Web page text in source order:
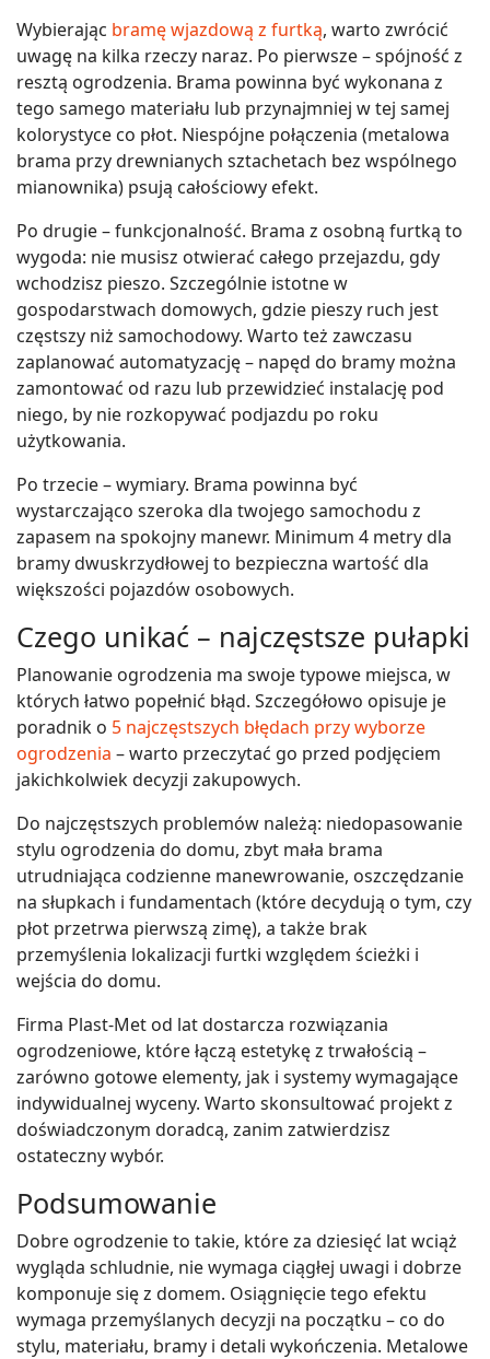
Wybierając bramę wjazdową z furtką, warto zwrócić
uwagę na kilka rzeczy naraz. Po pierwsze – spójność z
resztą ogrodzenia. Brama powinna być wykonana z
tego samego materiału lub przynajmniej w tej samej
kolorystyce co płot. Niespójne połączenia (metalowa
brama przy drewnianych sztachetach bez wspólnego
mianownika) psują całościowy efekt.
Po drugie – funkcjonalność. Brama z osobną furtką to
wygoda: nie musisz otwierać całego przejazdu, gdy
wchodzisz pieszo. Szczególnie istotne w
gospodarstwach domowych, gdzie pieszy ruch jest
częstszy niż samochodowy. Warto też zawczasu
zaplanować automatyzację – napęd do bramy można
zamontować od razu lub przewidzieć instalację pod
niego, by nie rozkopywać podjazdu po roku
użytkowania.
Po trzecie – wymiary. Brama powinna być
wystarczająco szeroka dla twojego samochodu z
zapasem na spokojny manewr. Minimum 4 metry dla
bramy dwuskrzydłowej to bezpieczna wartość dla
większości pojazdów osobowych.
Czego unikać – najczęstsze pułapki
Planowanie ogrodzenia ma swoje typowe miejsca, w
których łatwo popełnić błąd. Szczegółowo opisuje je
poradnik o 5 najczęstszych błędach przy wyborze
ogrodzenia – warto przeczytać go przed podjęciem
jakichkolwiek decyzji zakupowych.
Do najczęstszych problemów należą: niedopasowanie
stylu ogrodzenia do domu, zbyt mała brama
utrudniająca codzienne manewrowanie, oszczędzanie
na słupkach i fundamentach (które decydują o tym, czy
płot przetrwa pierwszą zimę), a także brak
przemyślenia lokalizacji furtki względem ścieżki i
wejścia do domu.
Firma Plast-Met od lat dostarcza rozwiązania
ogrodzeniowe, które łączą estetykę z trwałością –
zarówno gotowe elementy, jak i systemy wymagające
indywidualnej wyceny. Warto skonsultować projekt z
doświadczonym doradcą, zanim zatwierdzisz
ostateczny wybór.
Podsumowanie
Dobre ogrodzenie to takie, które za dziesięć lat wciąż
wygląda schludnie, nie wymaga ciągłej uwagi i dobrze
komponuje się z domem. Osiągnięcie tego efektu
wymaga przemyślanych decyzji na początku – co do
stylu, materiału, bramy i detali wykończenia. Metalowe